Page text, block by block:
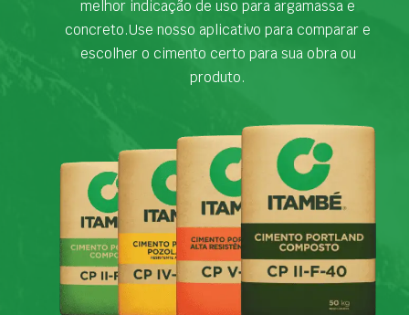
melhor indicação de uso para argamassa e
concreto.Use nosso aplicativo para comparar e
escolher o cimento certo para sua obra ou
produto.